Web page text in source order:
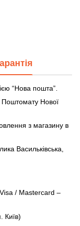
“Нова пошта”.
Поштомату Нової
з магазину в
Васильківська,
/ Mastercard –
Київ)